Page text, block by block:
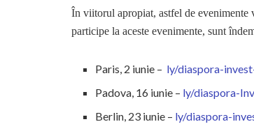
În viitorul apropiat, astfel de
participe la aceste evenimente, sunt
Paris, 2 iunie – ly/diaspora-
Padova, 16 iunie – ly/diaspora-
Berlin, 23 iunie – ly/diaspora-